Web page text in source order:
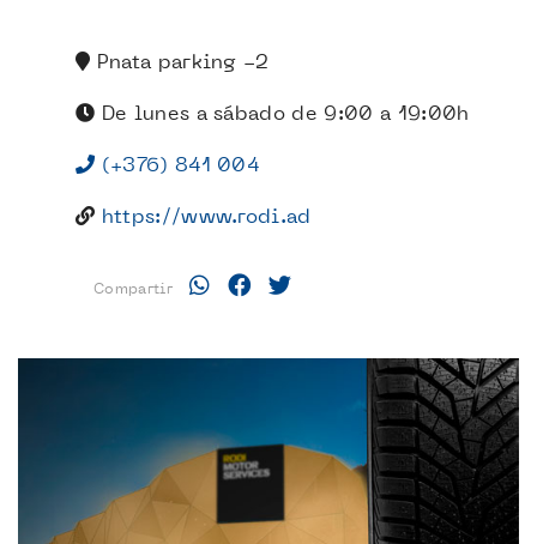
Pnata parking -2
De lunes a sábado de 9:00 a 19:00h
(+376) 841 004
https://www.rodi.ad
Compartir